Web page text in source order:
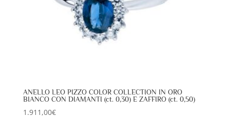
ANELLO LEO PIZZO COLOR COLLECTION IN ORO
BIANCO CON DIAMANTI (ct. 0,30) E ZAFFIRO (ct. 0,50)
1.911,00€